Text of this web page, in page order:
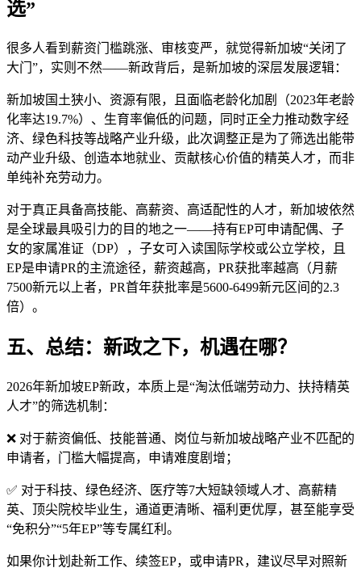
选”
很多人看到薪资门槛跳涨、审核变严，就觉得新加坡“关闭了
大门”，实则不然——新政背后，是新加坡的深层发展逻辑：
新加坡国土狭小、资源有限，且面临老龄化加剧（2023年老龄
化率达19.7%）、生育率偏低的问题，同时正全力推动数字经
济、绿色科技等战略产业升级，此次调整正是为了筛选出能带
动产业升级、创造本地就业、贡献核心价值的精英人才，而非
单纯补充劳动力。
对于真正具备高技能、高薪资、高适配性的人才，新加坡依然
是全球最具吸引力的目的地之一——持有EP可申请配偶、子
女的家属准证（DP），子女可入读国际学校或公立学校，且
EP是申请PR的主流途径，薪资越高，PR获批率越高（月薪
7500新元以上者，PR首年获批率是5600-6499新元区间的2.3
倍）。
五、总结：新政之下，机遇在哪？
2026年新加坡EP新政，本质上是“淘汰低端劳动力、扶持精英
人才”的筛选机制：
❌ 对于薪资偏低、技能普通、岗位与新加坡战略产业不匹配的
申请者，门槛大幅提高，申请难度剧增；
✅ 对于科技、绿色经济、医疗等7大短缺领域人才、高薪精
英、顶尖院校毕业生，通道更清晰、福利更优厚，甚至能享受
“免积分”“5年EP”等专属红利。
如果你计划赴新工作、续签EP，或申请PR，建议尽早对照新